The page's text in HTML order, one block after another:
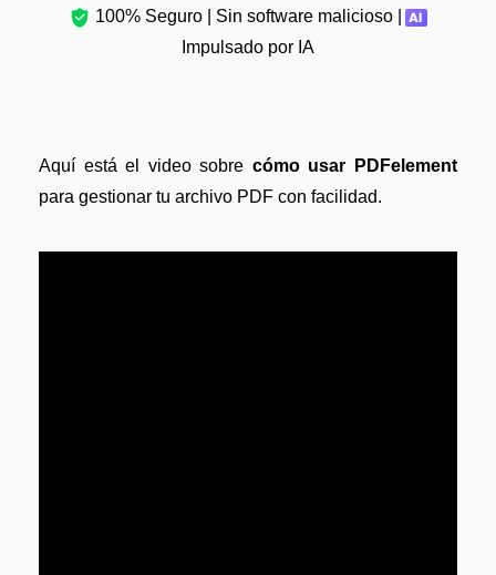
100% Seguro | Sin software malicioso |
Impulsado por IA
Aquí está el video sobre cómo usar PDFelement
para gestionar tu archivo PDF con facilidad.